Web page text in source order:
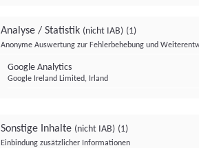
Analyse / Statistik (nicht IAB) (1)
Anonyme Auswertung zur Fehlerbehebung und
Google Analytics
Google Ireland Limited, Irland
Sonstige Inhalte (nicht IAB) (1)
Einbindung zusätzlicher Informationen